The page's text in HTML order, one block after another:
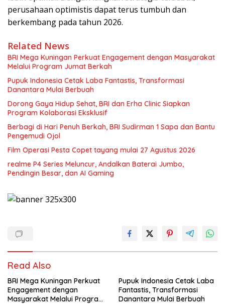
perusahaan optimistis dapat terus tumbuh dan
berkembang pada tahun 2026.
Related News
BRI Mega Kuningan Perkuat Engagement dengan Masyarakat
Melalui Program Jumat Berkah
Pupuk Indonesia Cetak Laba Fantastis, Transformasi
Danantara Mulai Berbuah
Dorong Gaya Hidup Sehat, BRI dan Erha Clinic Siapkan
Program Kolaborasi Eksklusif
Berbagi di Hari Penuh Berkah, BRI Sudirman 1 Sapa dan Bantu
Pengemudi Ojol
Film Operasi Pesta Copet tayang mulai 27 Agustus 2026
realme P4 Series Meluncur, Andalkan Baterai Jumbo,
Pendingin Besar, dan AI Gaming
Read Also
BRI Mega Kuningan Perkuat
Engagement dengan
Masyarakat Melalui Program
Pupuk Indonesia Cetak Laba
Fantastis, Transformasi
Danantara Mulai Berbuah